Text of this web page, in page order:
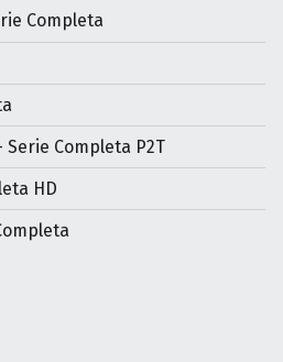
Completa
Serie Completa P2T
HD